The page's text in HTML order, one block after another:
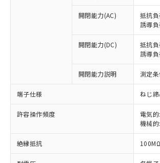
開閉能力(AC)
抵抗
誘導
開閉能力(DC)
抵抗
誘導
開閉能力説明 測定
端子仕様 ねじ
許容操作頻度
電気
機械
絶縁抵抗
以下の条件をお読みいただき、同
本サービスは、当社制御機
商品の当社在庫状況および標
(税抜)を提供させていただく
本サービスの対象外となる商
ことをご了承ください。
在庫状況および標準価格照
記載している更新日時点で
タに基づき作成されるもので
覧された時点での実際の在
対応予定なし：EU RoHS指令（
非含有に非対応の商品で、対応品
調査・確認中：EU RoHS指令（
非含有の対応状況を調査中または
非該当品：ライセンス料など無形
害物質有無と関係のない商品です。
仕入先様の事情により、非含有部
いたものが、含有品と判明した場
むを得ず変更することがあります。
鉛(Pb) 1000ppm以下、 水銀(Hg) 1000ppm
六価クロム(Cr(Ⅵ)) 1000ppm以下、ポリ臭
※1 中国RoHS○×表
「○」：最大均質材料含有率が中
基準値以下であることを示します。
「×」：最大均質材料含有率が中
基準値を超えていることを示しま
「－」：未確認です。当社販売部
*中国RoHS10物質の基準値 (GB/T26572)：
Pb(鉛) :1000ppm、 Hg(水銀) : 1000ppm、
当社は、これら貴社製品の
為替および外国貿易法に定め
（以下｢規制貨物等」という
または国外への提供する場
国政府の輸出許可(または役務
可)を取得するなどの必要な